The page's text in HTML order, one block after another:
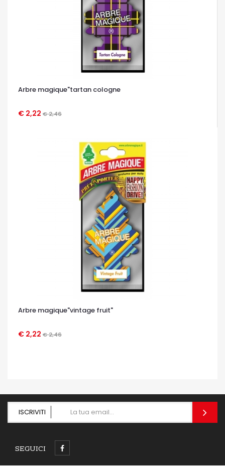
Arbre magique"tartan cologne
€ 2,22 € 2,46
OCCHIATA VELOCE
Arbre magique"vintage fruit"
€ 2,22 € 2,46
OCCHIATA VELOCE
ISCRIVITI
SEGUICI